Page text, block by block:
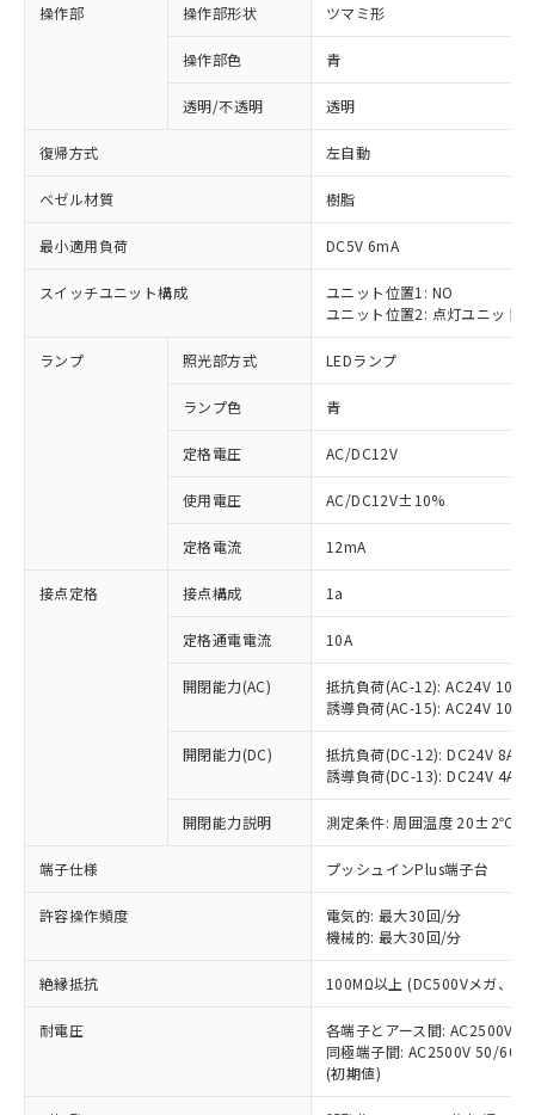
操作部 操作部形状 ツマミ形
操作部色 青
透明/不透明 透明
復帰方式 左自動
ベゼル材質 樹脂
最小適用負荷 DC5V 6mA
スイッチユニット構成
ユニット位置1: NO
ユニット位置2: 点灯ユニット
ランプ 照光部方式 LEDランプ
ランプ色 青
定格電圧 AC/DC12V
使用電圧 AC/DC12V±10%
定格電流 12mA
接点定格 接点構成 1a
定格通電電流 10A
開閉能力(AC)
抵抗負荷(AC-12): AC24V 10A/
誘導負荷(AC-15): AC24V
開閉能力(DC)
抵抗負荷(DC-12): DC24V 8A/
誘導負荷(DC-13): DC24V 4A/
開閉能力説明 測定条件: 周囲温度 20±2℃、
端子仕様 プッシュインPlus端子台
許容操作頻度
電気的: 最大30回/分
機械的: 最大30回/分
絶縁抵抗 100MΩ以上 (DC500Vメガ、点
耐電圧
各端子とアース間: AC2500V
同極端子間: AC2500V 50/
(初期値)
ご利用条件
以下の条件をお読みいただき、同意のうえ
ご利用ください。
本サービスは、当社制御機器事業取扱
商品の当社在庫状況および標準価格
(税抜)を提供させていただくもので
当社制御機器事業取扱商品の中には、
本サービスの対象外となる商品もある
ことをご了承ください。
在庫状況および標準価格照会結果は、
記載している更新日時点での社内デー
タに基づき作成されるものであり、閲
覧された時点での実際の在庫および標
準価格とは異なる場合があることをご
※1 対応状況
対応済み：EU RoHS指令（10物質）の
非含有に対応した製品が提供可能な商品で
対応予定：EU RoHS指令（10物質）の非含
有に対応した製品に切り替える予定のある
対応予定なし：EU RoHS指令（10物質）の
非含有に非対応の商品で、対応品を出す予
定はありません。
調査・確認中：EU RoHS指令（10物質）の
非含有の対応状況を調査中または確認中の
非該当品：ライセンス料など無形物で、有
害物質有無と関係のない商品です。
仕入先様の事情により、非含有部品として
いたものが、含有品と判明した場合などや
むを得ず変更することがあります。
鉛(Pb) 1000ppm以下、 水銀(Hg) 1000ppm以下、 カド
六価クロム(Cr(Ⅵ)) 1000ppm以下、ポリ臭化ビフェニル
類(PBB) 1000ppm以下、ポリ臭化ジフェニルエーテル類
(PBDE) 1000ppm以下、フタル酸ビス(2-エチルヘキシ
※1 中国RoHS○×表
「○」：最大均質材料含有率が中国RoHSの
基準値以下であることを示します。
「×」：最大均質材料含有率が中国RoHSの
基準値を超えていることを示します。
「－」：未確認です。当社販売部門へお問
い合わせください。
*中国RoHS10物質の基準値 (GB/T26572)：
Pb(鉛) :1000ppm、 Hg(水銀) : 1000ppm、 Cd(カドミウ
Cr(Ⅵ)(六価クロム) : 1000ppm、 PBBs(ポリ臭化ビフェ
当社は、これら貴社製品のうち、外国
為替および外国貿易法に定める商品
（以下｢規制貨物等」という）を輸出
国政府の輸出許可(または役務取引許
可)を取得するなどの必要な手続きを